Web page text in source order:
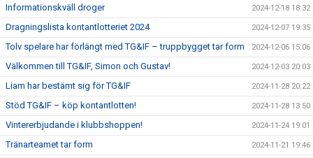
Informationskväll droger 2024-12-18 18:32
Dragningslista kontantlotteriet 2024 2024-12-07 19:35
Tolv spelare har förlängt med TG&IF – truppbygget tar form 2024-12-06 15:06
Välkommen till TG&IF, Simon och Gustav! 2024-12-03 20:03
Liam har bestämt sig för TG&IF 2024-11-28 20:22
Stöd TG&IF – köp kontantlotten! 2024-11-28 13:50
Vintererbjudande i klubbshoppen! 2024-11-24 19:01
Tränarteamet tar form 2024-11-21 19:46